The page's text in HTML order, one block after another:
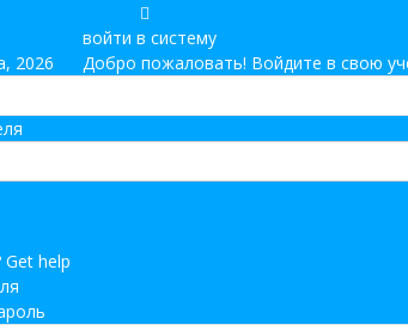
2026
войти в систему
Добро пожаловать! Войдите в свою
help